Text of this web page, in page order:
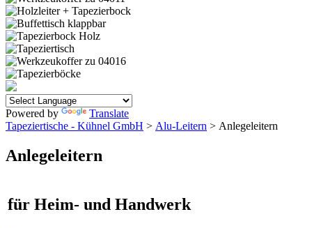
Powered by
Translate
Tapeziertische - Kühnel GmbH > Alu-Leitern > Anlegeleitern
Anlegeleitern
für Heim- und Handwerk